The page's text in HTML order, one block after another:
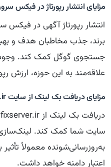
مزایای انتشار رپورتاژ در فیكس
انتشار رپورتاژ آگهی در فیكس
برند، جذب مخاطبان هدف و
جستجوی گوگل کمک کند. وجود
علاقه‌مند به این حوزه، ارزش
مزایای دریافت بک لینک از سایت fixserver.ir
سایت شما کمک کند.
به‌روزرسانی‌شونده معمولاً
اعتبار دامنه خواهد داشت.